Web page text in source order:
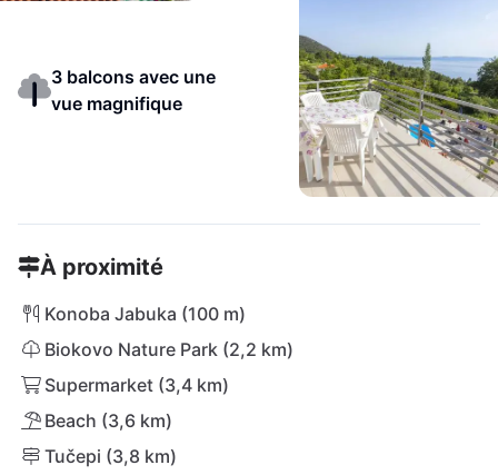
3 balcons avec une
vue magnifique
À proximité
Konoba Jabuka (100 m)
Biokovo Nature Park (2,2 km)
Supermarket (3,4 km)
Beach (3,6 km)
Tučepi (3,8 km)